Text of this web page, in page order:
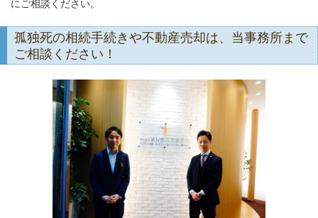
にご相談ください。
孤独死の相続手続きや不動産売却は、当事務所まで
ご相談ください！